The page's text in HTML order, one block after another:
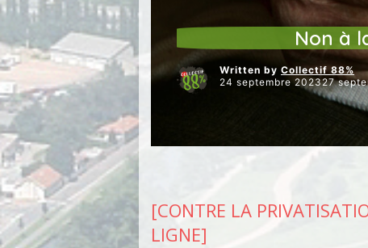
ARTICLES VEDETTES JUSTICE
Non à
Written by Collectif 88%
24 septembre 202327
[CONTRE LA
LIGNE]